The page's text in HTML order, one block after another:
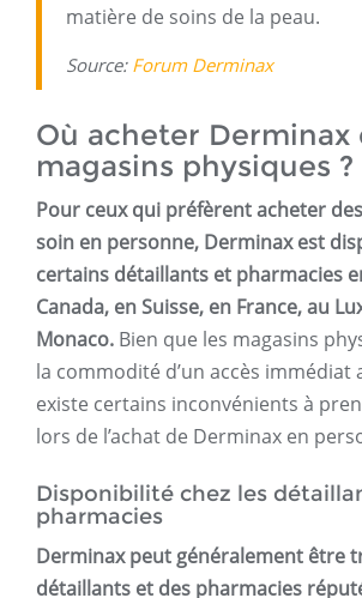
matière de soins de la peau.
Source: Forum Derminax
Où acheter Derminax
magasins physiques ?
Pour ceux qui préfèrent acheter
soin en personne, Derminax est
certains détaillants et pharmacies
Canada, en Suisse, en France, au
Monaco. Bien que les magasins
la commodité d’un accès immédiat
existe certains inconvénients à
lors de l’achat de Derminax en
Disponibilité chez les
pharmacies
Derminax peut généralement être
détaillants et des pharmacies